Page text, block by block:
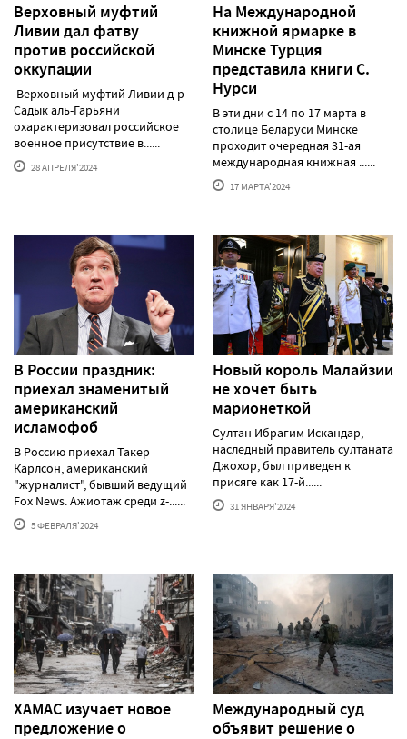
Верховный муфтий
Ливии дал фатву
против российской
оккупации
Верховный муфтий Ливии д-р
Садык аль-Гарьяни
охарактеризовал российское
военное присутствие в......
28 АПРЕЛЯ'2024
На Международной
книжной ярмарке в
Минске Турция
представила книги С.
Нурси
В эти дни с 14 по 17 марта в
столице Беларуси Минске
проходит очередная 31-ая
международная книжная ......
17 МАРТА'2024
В России праздник:
приехал знаменитый
американский
исламофоб
В Россию приехал Такер
Карлсон, американский
"журналист", бывший ведущий
Fox News. Ажиотаж среди z-......
5 ФЕВРАЛЯ'2024
Новый король Малайзии
не хочет быть
марионеткой
Султан Ибрагим Искандар,
наследный правитель султаната
Джохор, был приведен к
присяге как 17-й......
31 ЯНВАРЯ'2024
ХАМАС изучает новое
предложение о
Международный суд
объявит решение о